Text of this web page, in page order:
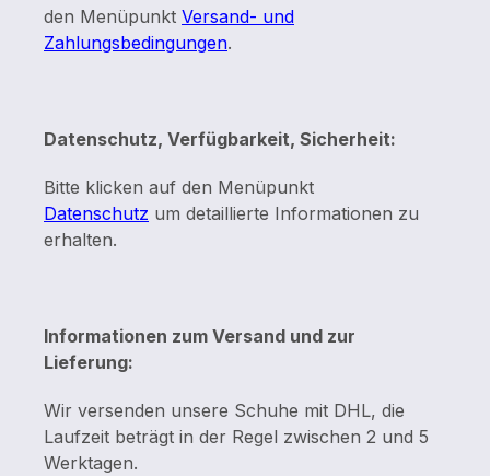
den Menüpunkt Versand- und
Zahlungsbedingungen.
Datenschutz, Verfügbarkeit, Sicherheit:
Bitte klicken auf den Menüpunkt
Datenschutz um detaillierte Informationen zu
erhalten.
Informationen zum Versand und zur
Lieferung:
Wir versenden unsere Schuhe mit DHL, die
Laufzeit beträgt in der Regel zwischen 2 und 5
Werktagen.